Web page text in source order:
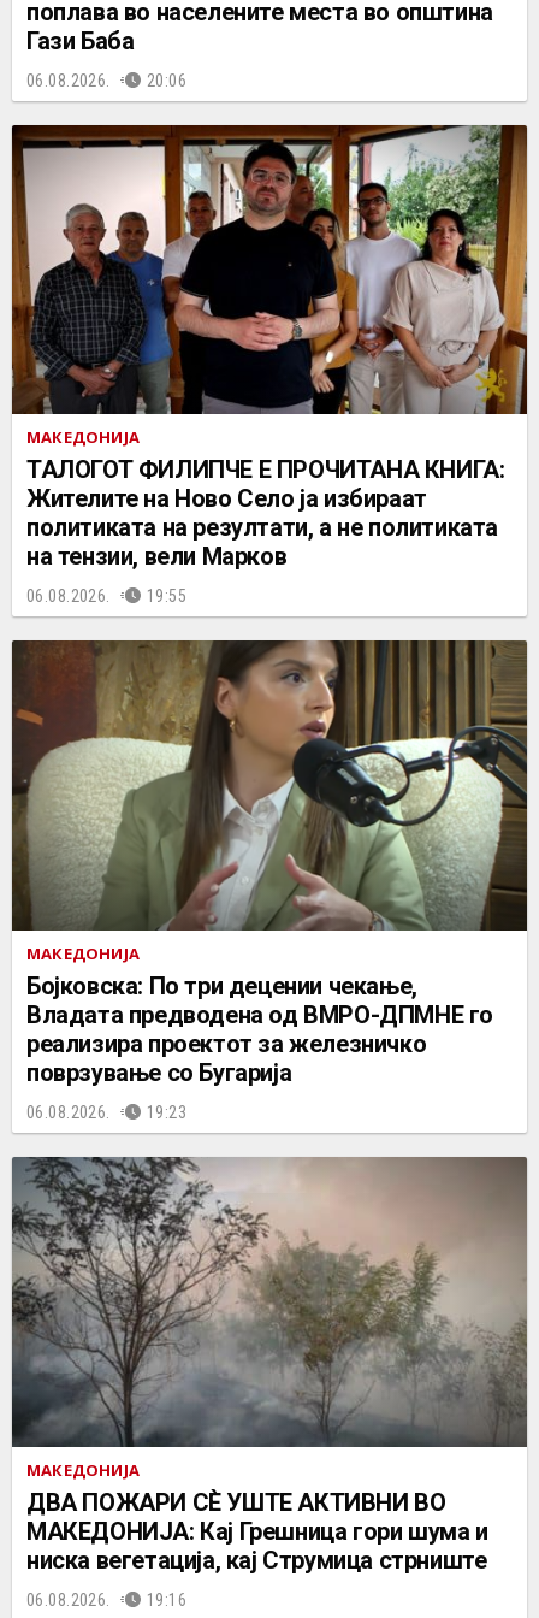
поплава во населените места во општина
Гази Баба
06.08.2026. 20:06
МАКЕДОНИЈА
ТАЛОГОТ ФИЛИПЧЕ Е ПРОЧИТАНА КНИГА:
Жителите на Ново Село ја избираат
политиката на резултати, а не политиката
на тензии, вели Марков
06.08.2026. 19:55
МАКЕДОНИЈА
Бојковска: По три децении чекање,
Владата предводена од ВМРО-ДПМНЕ го
реализира проектот за железничко
поврзување со Бугарија
06.08.2026. 19:23
МАКЕДОНИЈА
ДВА ПОЖАРИ СÈ УШТЕ АКТИВНИ ВО
МАКЕДОНИЈА: Кај Грешница гори шума и
ниска вегетација, кај Струмица стрниште
06.08.2026. 19:16